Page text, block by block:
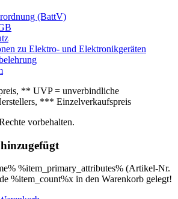
(BattV)
zu Elektro- und Elektronikgeräten
** UVP = unverbindliche
*** Einzelverkaufspreis
vorbehalten.
%item_primary_attributes% (Artikel-Nr.
%item_count%x in den Warenkorb gelegt!